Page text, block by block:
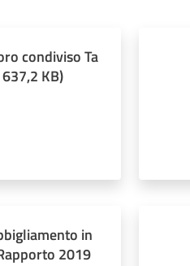
condiviso Ta
637,2 KB)
in
2019